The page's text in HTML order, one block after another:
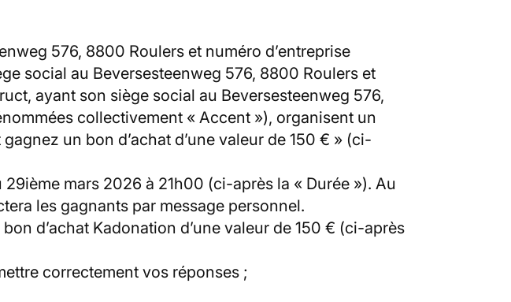
576, 8800 Roulers et numéro d’entreprise
social au Beversesteenweg 576, 8800 Roulers et
ayant son siège social au Beversesteenweg 576,
collectivement « Accent »), organisent un
un bon d’achat d’une valeur de 150 € » (ci-
mars 2026 à 21h00 (ci-après la « Durée »). Au
les gagnants par message personnel.
d’achat Kadonation d’une valeur de 150 € (ci-après
correctement vos réponses ;